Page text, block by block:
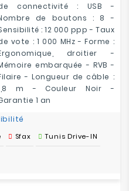
connectivité : USB -
de boutons : 8 -
: 12 000 ppp - Taux
vote : 1 000 MHz - Forme :
droitier -
embarquée - RVB -
- Longueur de câble :
m - Couleur Noir -
1 an
Sfax Tunis Drive-IN